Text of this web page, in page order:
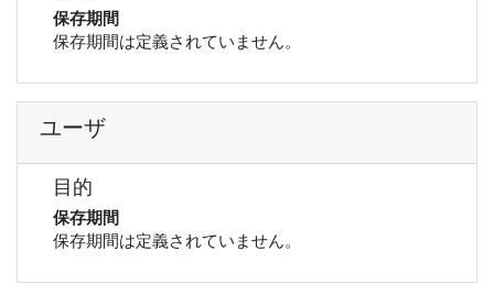
保存期間
保存期間は定義されていません。
ユーザ
目的
保存期間
保存期間は定義されていません。